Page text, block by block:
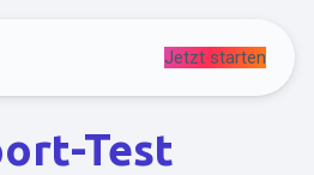
Jetzt starten
Test